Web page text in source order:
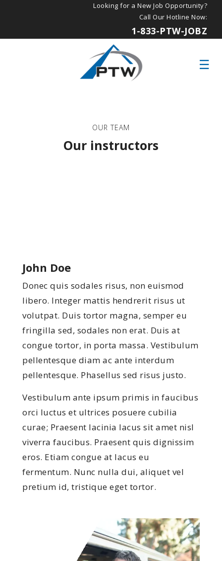
Looking for a New Job Opportunity?
Call Our Hotline Now:
1-833-PTW-JOBZ
OUR TEAM
Our instructors
John Doe
Donec quis sodales risus, non euismod
libero. Integer mattis hendrerit risus ut
volutpat. Duis tortor magna, semper eu
fringilla sed, sodales non erat. Duis at
congue tortor, in porta massa. Vestibulum
pellentesque diam ac ante interdum
pellentesque. Phasellus sed risus justo.
Vestibulum ante ipsum primis in faucibus
orci luctus et ultrices posuere cubilia
curae; Praesent lacinia lacus sit amet nisl
viverra faucibus. Praesent quis dignissim
eros. Etiam congue at lacus eu
fermentum. Nunc nulla dui, aliquet vel
pretium id, tristique eget tortor.